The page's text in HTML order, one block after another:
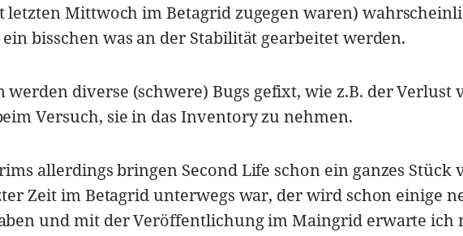
letzten Mittwoch im Betagrid zugegen waren)
bisschen was an der Stabilität gearbeitet werden.
werden diverse (schwere) Bugs gefixt, wie z.B. der Verlust
Versuch, sie in das Inventory zu nehmen.
allerdings bringen Second Life schon ein ganzes Stück
Zeit im Betagrid unterwegs war, der wird schon einige
und mit der Veröffentlichung im Maingrid erwarte ich